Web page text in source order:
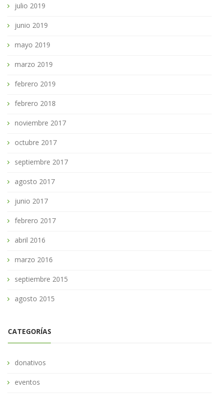
julio 2019
junio 2019
mayo 2019
marzo 2019
febrero 2019
febrero 2018
noviembre 2017
octubre 2017
septiembre 2017
agosto 2017
junio 2017
febrero 2017
abril 2016
marzo 2016
septiembre 2015
agosto 2015
CATEGORÍAS
donativos
eventos